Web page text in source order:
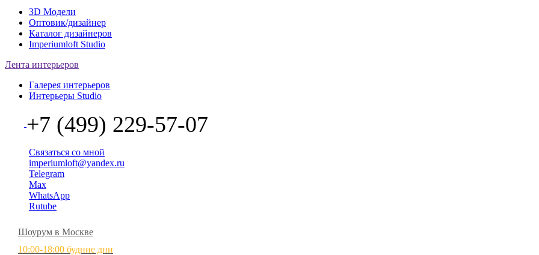
3D Модели
Оптовик/дизайнер
Каталог дизайнеров
Imperiumloft Studio
Лента интерьеров
Галерея интерьеров
Интерьеры Studio
+7 (499) 229-57-07
Связаться со мной
imperiumloft@yandex.ru
Telegram
Max
WhatsApp
Rutube
Шоурум в Москве
10:00-18:00 будние дни